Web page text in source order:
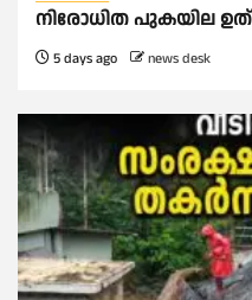
നിരോധിത പുകയില
5 days ago news desk